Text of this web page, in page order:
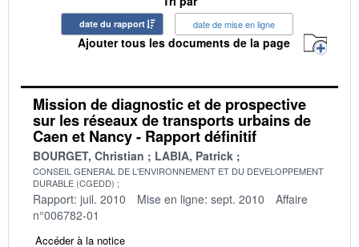
date du rapport date de mise en ligne
Ajouter tous les documents de la page
Mission de diagnostic et de prospective
sur les réseaux de transports urbains de
Caen et Nancy - Rapport définitif
BOURGET, Christian LABIA, Patrick
CONSEIL GENERAL DE L'ENVIRONNEMENT ET DU DEVELOPPEMENT
DURABLE (CGEDD)
Rapport: juil. 2010 Mise en ligne: sept. 2010
Affaire
n°006782-01
Accéder à la notice